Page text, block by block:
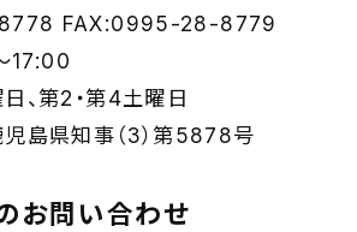
FAX:0995-28-8779
17:00
、第2・第4土曜日
島県知事（3）第5878号
お問い合わせ